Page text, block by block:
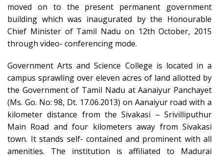
moved on to the present permanent government
building which was inaugurated by the Honourable
Chief Minister of Tamil Nadu on 12th October, 2015
through video- conferencing mode.
Government Arts and Science College is located in a
campus sprawling over eleven acres of land allotted by
the Government of Tamil Nadu at Aanaiyur Panchayet
(Ms. Go. No: 98, Dt. 17.06.2013) on Aanaiyur road with a
kilometer distance from the Sivakasi – Srivilliputhur
Main Road and four kilometers away from Sivakasi
town. It stands self- contained and prominent with all
amenities. The institution is affiliated to Madurai